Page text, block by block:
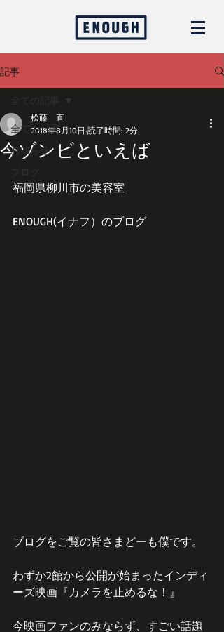
記事
全ての記事
お知らせ
ブログ
全ての記事
今ゾンビといえば
松藤 直
2018年8月10日 読了時間: 2分
福岡県柳川市の美容室
ENOUGH(イナフ）のブログ
ブログをご覧の皆さまどーも僕です。
わずか2館から公開が始まったインディ
ーズ映画『カメラを止めるな！』
今映画ファンのみならず、すごい話題